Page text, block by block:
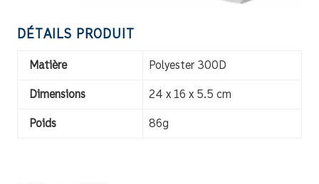
DÉTAILS PRODUIT
Matière Polyester 300D
Dimensions 24 x 16 x 5.5 cm
Poids 86g